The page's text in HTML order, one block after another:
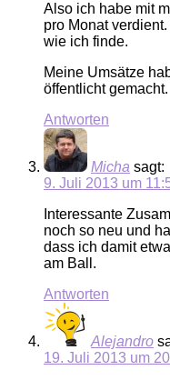
Also ich habe mit
pro Monat
wie ich finde.
Meine Umsätze
öffentlicht gemacht.
Antworten
Micha sagt:
9. Juli 2013 um
Interessante
noch so neu und
dass ich damit
am Ball.
Antworten
Alejandro
19. Juli 2013 um